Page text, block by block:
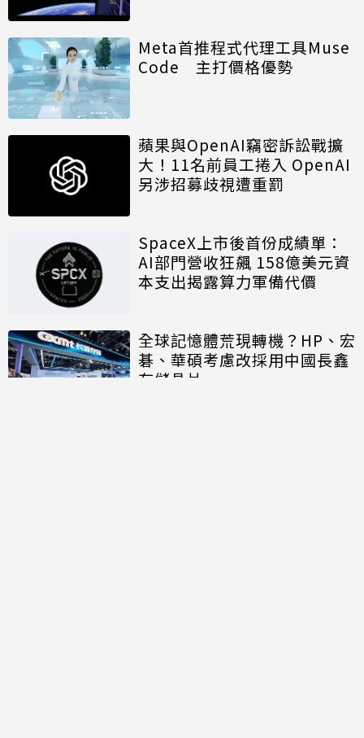
Meta首推程式代理工具Muse
Code 主打價格優勢
蘋果與OpenAI竊密訴訟戰擴
大！11名前員工捲入 OpenAI
另涉招募歧視遭重罰
SpaceX上市後首份成績單：
AI部門營收狂飆 158億美元資
本支出揭露算力軍備代價
全球記憶體荒現轉機？HP、宏
碁、華碩考慮改採用中國長鑫
存儲晶片